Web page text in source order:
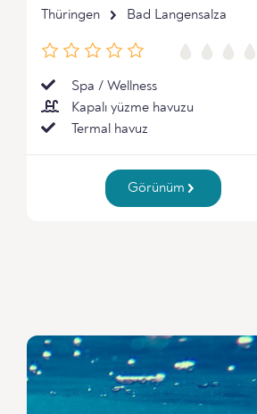
Thüringen Bad Langensalza
Spa / Wellness
Kapalı yüzme havuzu
Termal havuz
Görünüm